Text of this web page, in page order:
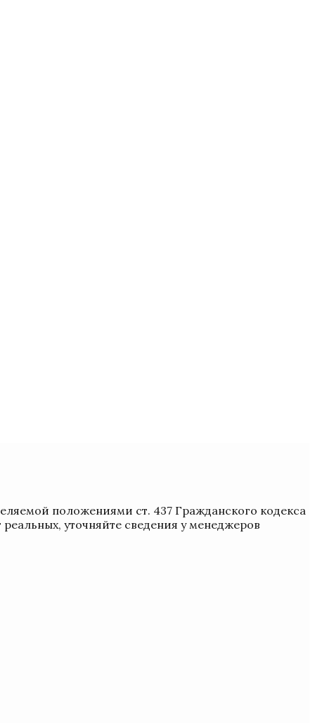
положениями ст. 437 Гражданского кодекса
уточняйте сведения у менеджеров